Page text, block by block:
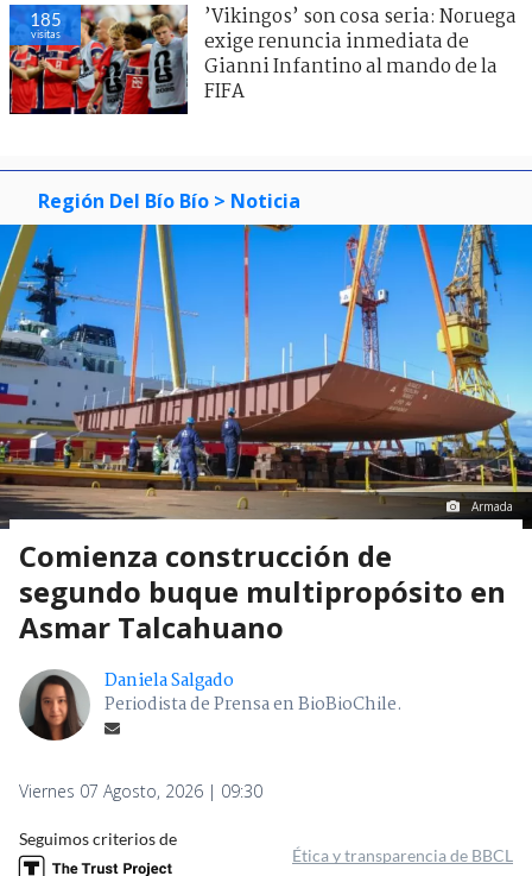
185
visitas
’Vikingos’ son cosa seria: Noruega
exige renuncia inmediata de
Gianni Infantino al mando de la
FIFA
Región Del Bío Bío > Noticia
Armada
Comienza construcción de
segundo buque multipropósito en
Asmar Talcahuano
Daniela Salgado
Periodista de Prensa en BioBioChile.
Viernes 07 Agosto, 2026 | 09:30
Seguimos criterios de
Ética y transparencia de BBCL